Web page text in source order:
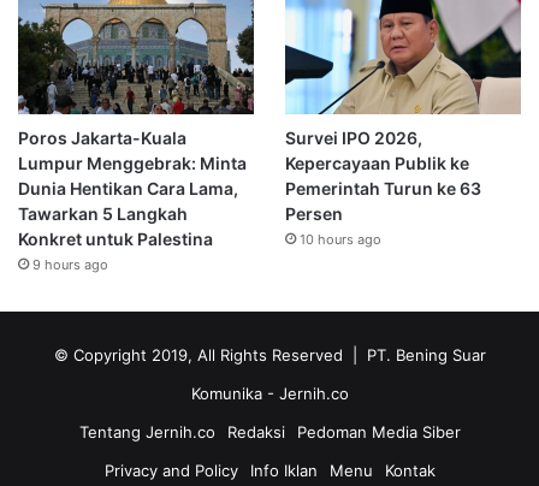
Poros Jakarta-Kuala
Lumpur Menggebrak: Minta
Dunia Hentikan Cara Lama,
Tawarkan 5 Langkah
Konkret untuk Palestina
9 hours ago
Survei IPO 2026,
Kepercayaan Publik ke
Pemerintah Turun ke 63
Persen
10 hours ago
© Copyright 2019, All Rights Reserved | PT. Bening Suar
Komunika - Jernih.co
Tentang Jernih.co
Redaksi
Pedoman Media Siber
Privacy and Policy
Info Iklan Menu Kontak